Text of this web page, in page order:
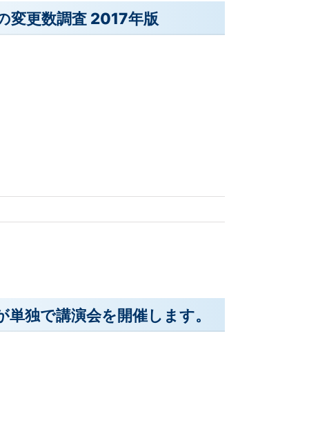
変更数調査 2017年版
独で講演会を開催します。